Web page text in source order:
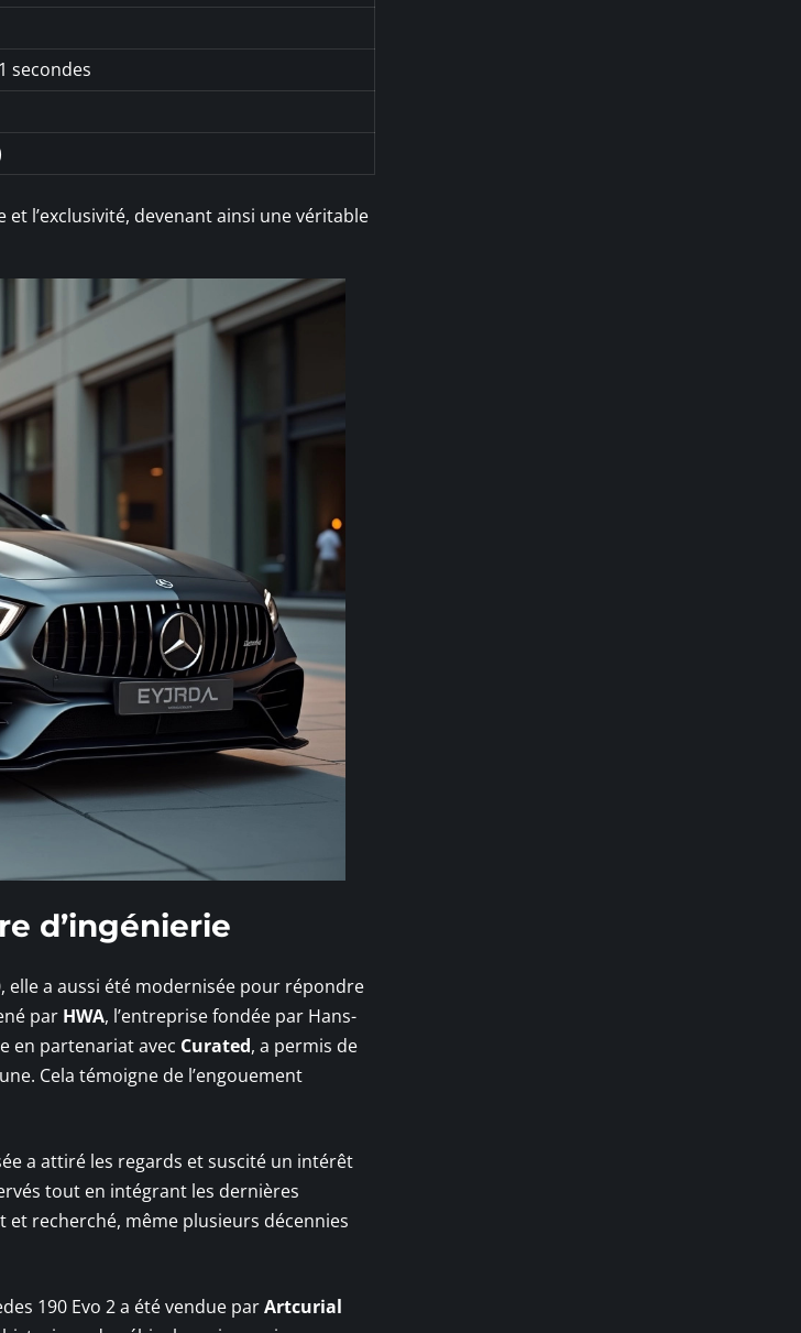
secondes
l’exclusivité, devenant ainsi une véritable
d’ingénierie
elle a aussi été modernisée pour répondre
par HWA, l’entreprise fondée par Hans-
en partenariat avec Curated, a permis de
Cela témoigne de l’engouement
a attiré les regards et suscité un intérêt
tout en intégrant les dernières
recherché, même plusieurs décennies
190 Evo 2 a été vendue parArtcurial